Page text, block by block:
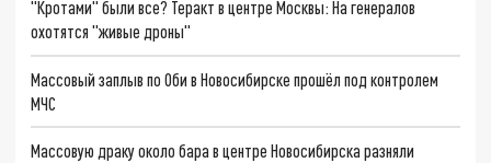
"Кротами" были все? Теракт в центре Москвы: На генералов
охотятся "живые дроны"
Массовый заплыв по Оби в Новосибирске прошёл под контролем
МЧС
Массовую драку около бара в центре Новосибирска разняли